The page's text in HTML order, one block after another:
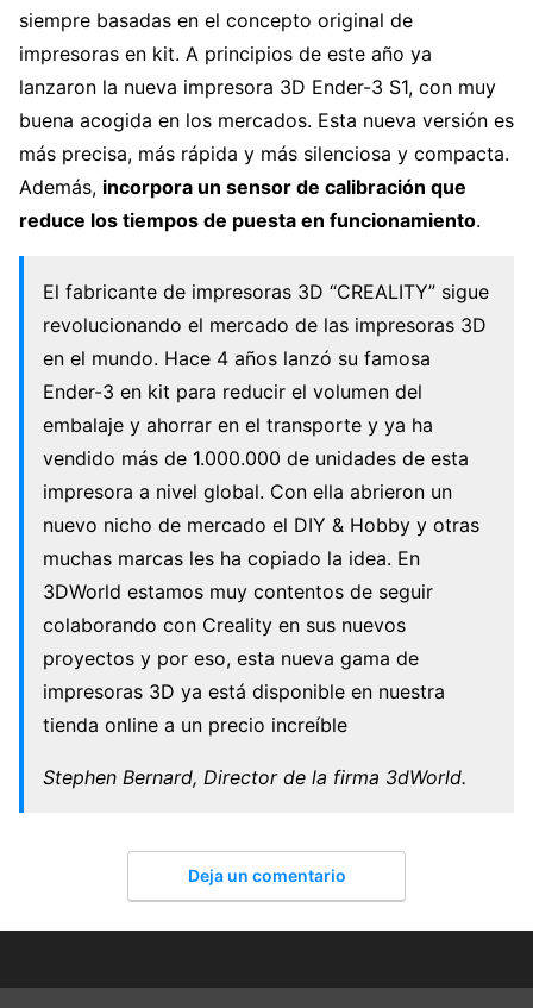
siempre basadas en el concepto original de
impresoras en kit. A principios de este año ya
lanzaron la nueva impresora 3D Ender-3 S1, con muy
buena acogida en los mercados. Esta nueva versión es
más precisa, más rápida y más silenciosa y compacta.
Además, incorpora un sensor de calibración que
reduce los tiempos de puesta en funcionamiento.
El fabricante de impresoras 3D “CREALITY” sigue
revolucionando el mercado de las impresoras 3D
en el mundo. Hace 4 años lanzó su famosa
Ender-3 en kit para reducir el volumen del
embalaje y ahorrar en el transporte y ya ha
vendido más de 1.000.000 de unidades de esta
impresora a nivel global. Con ella abrieron un
nuevo nicho de mercado el DIY & Hobby y otras
muchas marcas les ha copiado la idea. En
3DWorld estamos muy contentos de seguir
colaborando con Creality en sus nuevos
proyectos y por eso, esta nueva gama de
impresoras 3D ya está disponible en nuestra
tienda online a un precio increíble
Stephen Bernard, Director de la firma 3dWorld.
Deja un comentario